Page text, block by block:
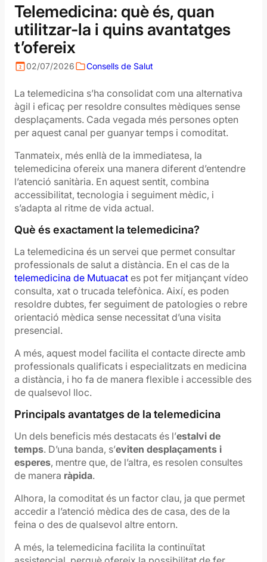
Telemedicina: què és, quan
utilitzar-la i quins avantatges
t’ofereix
02/07/2026 Consells de Salut
La telemedicina s’ha consolidat com una alternativa
àgil i eficaç per resoldre consultes mèdiques sense
desplaçaments. Cada vegada més persones opten
per aquest canal per guanyar temps i comoditat.
Tanmateix, més enllà de la immediatesa, la
telemedicina ofereix una manera diferent d’entendre
l’atenció sanitària. En aquest sentit, combina
accessibilitat, tecnologia i seguiment mèdic, i
s’adapta al ritme de vida actual.
Què és exactament la telemedicina?
La telemedicina és un servei que permet consultar
professionals de salut a distància. En el cas de la
telemedicina de Mutuacat es pot fer mitjançant vídeo
consulta, xat o trucada telefònica. Així, es poden
resoldre dubtes, fer seguiment de patologies o rebre
orientació mèdica sense necessitat d’una visita
presencial.
A més, aquest model facilita el contacte directe amb
professionals qualificats i especialitzats en medicina
a distància, i ho fa de manera flexible i accessible des
de qualsevol lloc.
Principals avantatges de la telemedicina
Un dels beneficis més destacats és l’estalvi de
temps. D’una banda, s’eviten desplaçaments i
esperes, mentre que, de l’altra, es resolen consultes
de manera ràpida.
Alhora, la comoditat és un factor clau, ja que permet
accedir a l’atenció mèdica des de casa, des de la
feina o des de qualsevol altre entorn.
A més, la telemedicina facilita la continuïtat